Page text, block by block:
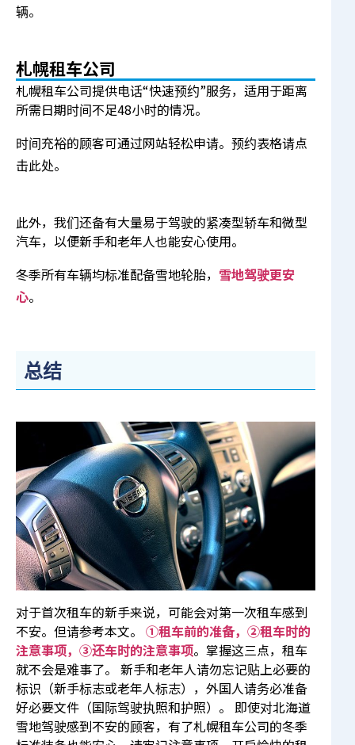
辆。
札幌租车公司
札幌租车公司提供电话“快速预约”服务，适用于距离
所需日期时间不足48小时的情况。
时间充裕的顾客可通过网站轻松申请。预约表格请点
击此处。
此外，我们还备有大量易于驾驶的紧凑型轿车和微型
汽车，以便新手和老年人也能安心使用。
冬季所有车辆均标准配备雪地轮胎， 雪地驾驶更安
心。
总结
对于首次租车的新手来说，可能会对第一次租车感到
不安。但请参考本文。 ①租车前的准备，②租车时的
注意事项，③还车时的注意事项。掌握这三点，租车
就不会是难事了。 新手和老年人请勿忘记贴上必要的
标识（新手标志或老年人标志），外国人请务必准备
好必要文件（国际驾驶执照和护照）。 即使对北海道
雪地驾驶感到不安的顾客，有了札幌租车公司的冬季